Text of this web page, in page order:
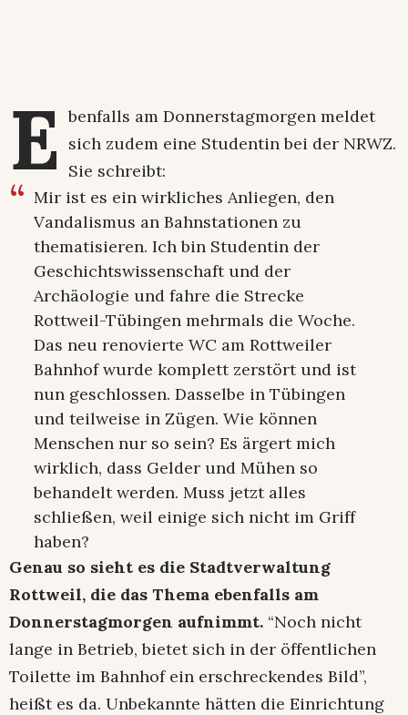
E benfalls am Donnerstagmorgen meldet
sich zudem eine Studentin bei der NRWZ.
Sie schreibt:
Mir ist es ein wirkliches Anliegen, den
Vandalismus an Bahnstationen zu
thematisieren. Ich bin Studentin der
Geschichtswissenschaft und der
Archäologie und fahre die Strecke
Rottweil-Tübingen mehrmals die Woche.
Das neu renovierte WC am Rottweiler
Bahnhof wurde komplett zerstört und ist
nun geschlossen. Dasselbe in Tübingen
und teilweise in Zügen. Wie können
Menschen nur so sein? Es ärgert mich
wirklich, dass Gelder und Mühen so
behandelt werden. Muss jetzt alles
schließen, weil einige sich nicht im Griff
haben?
Genau so sieht es die Stadtverwaltung
Rottweil, die das Thema ebenfalls am
Donnerstagmorgen aufnimmt. “Noch nicht
lange in Betrieb, bietet sich in der öffentlichen
Toilette im Bahnhof ein erschreckendes Bild”,
heißt es da. Unbekannte hätten die Einrichtung